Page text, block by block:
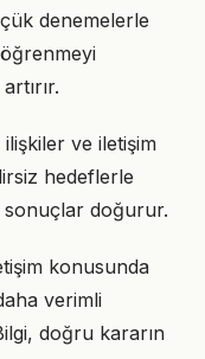
denemelerle
ve iletişim
hedeflerle
sonuçlar doğurur.
konusunda
verimli
doğru kararın